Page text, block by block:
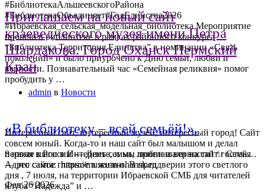
#БиблиотекаАльшеевскогоРайона
#БиблиотекаОбъединяет#ГодЕдинства2026
#Ибраевская_сельская_модельная_библиотека Мероприятие
прошло в библиотеке в рамках районного конкурса
“Библиотека Территория Единства” в номинации «Связь
поколений» и было приурочено к Дню семьи, любви и
верности. Познавательный час «Семейная реликвия» помог
пробудить у …
«В библиотеку – всей семьёй!».
8 июля в России — День семьи, любви и верности! ✨ Семья
— это самое главное в жизни. В преддверии этого светлого
дня , 7 июля, на территории Ибраевской СМБ для читателей
клуба “Надежда” и …
Приглашаем на новый сайт
краеведческого музея имени Петра
Шардакова. Город Оханск Пермский
Край
admin в Новости
Интересный сайт, интересный музей, интересный город! Сайт
совсем юный. Когда-то и наш сайт был малышом и делал
первые шаги в Интернете, и мы приглашали на сайт гостей…
Адрес сайта: https://museum-ohansk.ru
Фев 26 2026